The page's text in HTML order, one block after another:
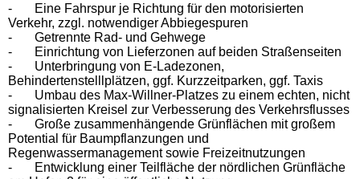
-
Eine Fahrspur je Richtung für den motorisierten
Verkehr, zzgl. notwendiger Abbiegespuren
-
Getrennte Rad- und Gehwege
-
Einrichtung von Lieferzonen auf beiden Straßenseiten
-
Unterbringung von E-Ladezonen,
Behindertenstelllplätzen, ggf. Kurzzeitparken, ggf. Taxis
-
Umbau des Max-Willner-Platzes zu einem echten, nicht
signalisierten Kreisel zur Verbesserung des Verkehrsflusses
-
Große zusammenhängende Grünflächen mit großem
Potential für Baumpflanzungen und
Regenwassermanagement sowie Freizeitnutzungen
-
Entwicklung einer Teilfläche der nördlichen Grünfläche